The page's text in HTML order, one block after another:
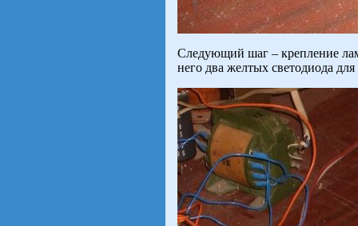
Следующий шаг – крепление
него два желтых светодиода